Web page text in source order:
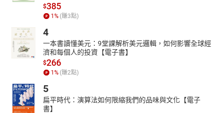
$385
1 % (賺3點)
4
一本書讀懂美元：9堂課解析美元邏輯，如何影響全球經
濟和每個人的投資【電子書】
$266
1 % (賺2點)
5
扁平時代：演算法如何限縮我們的品味與文化【電子
書】